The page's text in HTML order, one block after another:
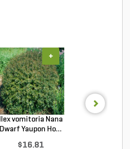
Ilex vomitoria Nana
Dwarf Yaupon Ho...
$16.81
+